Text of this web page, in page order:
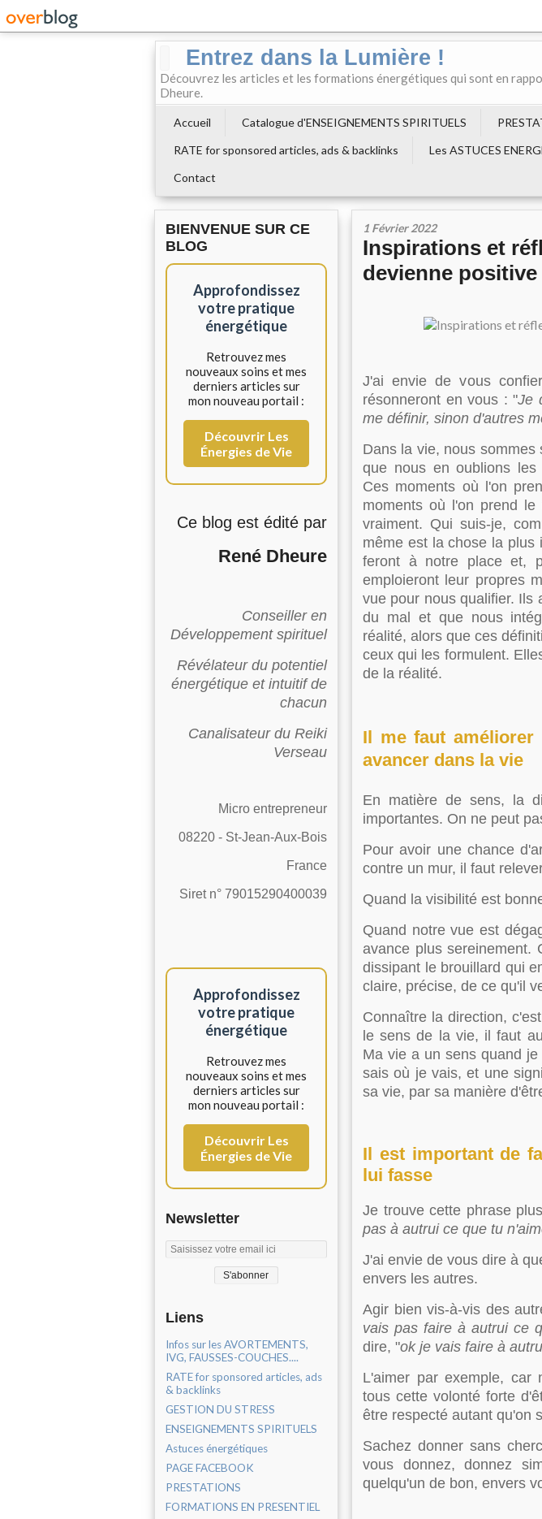
Entrez dans la Lumière !
Découvrez les articles et les formations énergétiques qui sont en
Dheure.
Accueil Catalogue d'ENSEIGNEMENTS SPIRITUELS
RATE for sponsored articles, ads & backlinks
Les ASTUCES
Contact
BIENVENUE SUR CE
BLOG
Approfondissez
votre pratique
énergétique
Retrouvez mes
nouveaux soins et mes
derniers articles sur
mon nouveau portail :
Découvrir Les
Énergies de Vie
Ce blog est édité par
René Dheure
Conseiller en
Développement spirituel
Révélateur du potentiel
énergétique et intuitif de
chacun
Canalisateur du Reiki
Verseau
Micro entrepreneur
08220 - St-Jean-Aux-Bois
France
Siret n° 79015290400039
Approfondissez
votre pratique
énergétique
Retrouvez mes
nouveaux soins et mes
derniers articles sur
mon nouveau portail :
Découvrir Les
Énergies de Vie
Newsletter
Liens
Infos sur les AVORTEMENTS,
IVG, FAUSSES-COUCHES....
RATE for sponsored articles, ads
& backlinks
GESTION DU STRESS
ENSEIGNEMENTS SPIRITUELS
Astuces énergétiques
PAGE FACEBOOK
PRESTATIONS
FORMATIONS EN PRESENTIEL
1 Février 2022
Inspirations et
devienne positive
J'ai envie de vous
résonneront en vous : "Je
me définir, sinon d'autres
Dans la vie, nous
que nous en oublions les
Ces moments où l'on
moments où l'on prend
vraiment. Qui suis-je,
même est la chose la
feront à notre place et,
emploieront leur propres
vue pour nous qualifier. Ils
du mal et que nous
réalité, alors que ces
ceux qui les formulent.
de la réalité.
Il me faut
avancer dans la vie
En matière de sens, la
importantes. On ne peut
Pour avoir une chance
contre un mur, il faut
Quand la visibilité est
Quand notre vue est
avance plus sereinement.
dissipant le brouillard qui
claire, précise, de ce qu'il
Connaître la direction,
le sens de la vie, il faut
Ma vie a un sens quand
sais où je vais, et une
sa vie, par sa manière
Il est important de
lui fasse
Je trouve cette phrase
pas à autrui ce que tu
J'ai envie de vous dire à
envers les autres.
Agir bien vis-à-vis des
vais pas faire à autrui ce
dire, "ok je vais faire à
L'aimer par exemple, car
tous cette volonté forte
être respecté autant qu'on
Sachez donner sans
vous donnez, donnez
quelqu'un de bon, envers